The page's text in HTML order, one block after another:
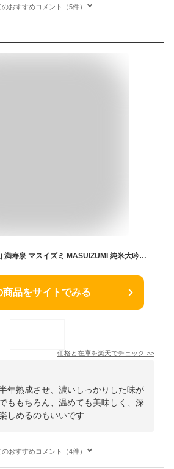
のおすすめコメント（5件）
桝田酒造店 日本酒 富山 満寿泉 マスイズミ MASUIZUMI 純米大吟醸 SUPECIAL 720ml コルク栓 2021年 ヴィンテージ 地酒 実店舗 氷温貯蔵 瓶囲い 熟成酒 清酒 限定品
商品をサイトでみる
価格と在庫を楽天でチェック >>
年熟成させ、濃いしっかりした味が
ももちろん、温めても美味しく、深
しめるのもいいです
のおすすめコメント（4件）